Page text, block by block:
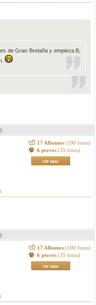
de Gran Bretaña y empieza B,
17 Albumes (100 fotos)
6 perros (35 fotos)
ver mas
17 Albumes (100 fotos)
6 perros (35 fotos)
ver mas